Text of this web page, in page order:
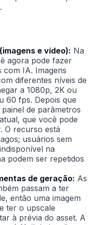
e vídeo): Na
agora pode fazer
com IA. Imagens
diferentes níveis de
a 1080p, 2K ou
60 fps. Depois que
de parâmetros
que você pode
O recurso está
usuários sem
na
podem ser repetidos
de geração: As
passam a ter
então uma imagem
ter o upscale
à prévia do asset. A